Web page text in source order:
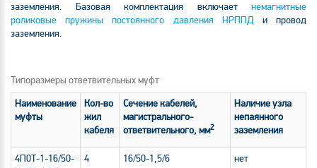
заземления. Базовая комплектация включает немагнитные
роликовые пружины постоянного давления НРППДи провод
заземления.
Типоразмеры ответвительных муфт
Наименование
муфты
Кол-во
жил
кабеля
Сечение кабелей,
магистрального-
ответвительного, мм2
Наличие узла
непаянного
заземления
4П0Т-1-16/50-
4 16/50-1,5/6 нет